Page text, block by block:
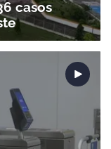
casos